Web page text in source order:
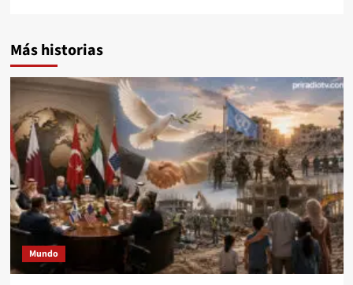
Más historias
Mundo